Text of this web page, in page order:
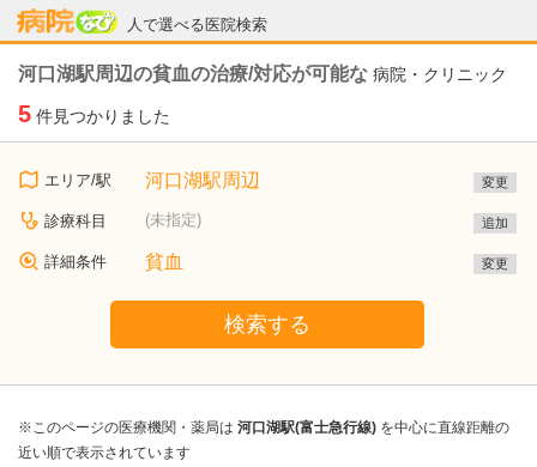
人で選べる医院検索
病院なび
河口湖駅周辺の貧血の治療/対応が可能な 病院・クリニック
5 件見つかりました
エリア/駅 河口湖駅周辺 変更
診療科目 (未指定) 追加
詳細条件 貧血 変更
検索する
※このページの医療機関・薬局は 河口湖駅(富士急行線) を中心に直線距離の
近い順で表示されています